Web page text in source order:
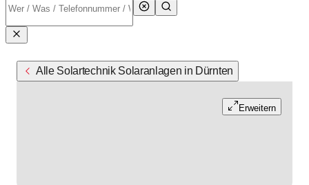
Alle Solartechnik Solaranlagen in Dürnten
Erweitern